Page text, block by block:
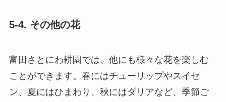
5-4. その他の花
富田さとにわ耕園では、他にも様々な花を楽しむ
ことができます。春にはチューリップやスイセ
ン、夏にはひまわり、秋にはダリアなど、季節ご